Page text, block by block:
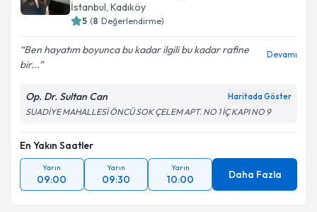
İstanbul, Kadıköy
5 (8 Değerlendirme)
Ben hayatım boyunca bu kadar ilgili bu kadar rafine
bir...
Devamı
Op. Dr. Sultan Can Haritada Göster
SUADİYE MAHALLESİ ÖNCÜ SOK ÇELEM APT. NO 1 İÇ KAPI NO 9
En Yakın Saatler
Yarın
09:00
Yarın
09:30
Yarın
10:00 Daha Fazla